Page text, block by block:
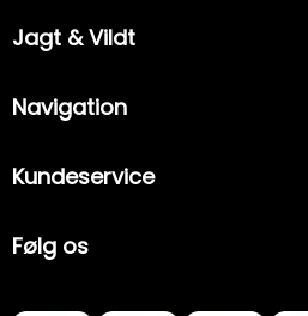
Jagt & Vildt
Navigation
Kundeservice
Følg os